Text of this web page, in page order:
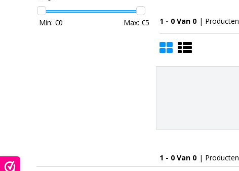
Min: €0 Max: €5 1 - 0 Van 0 | Producten
1 - 0 Van 0 | Producten